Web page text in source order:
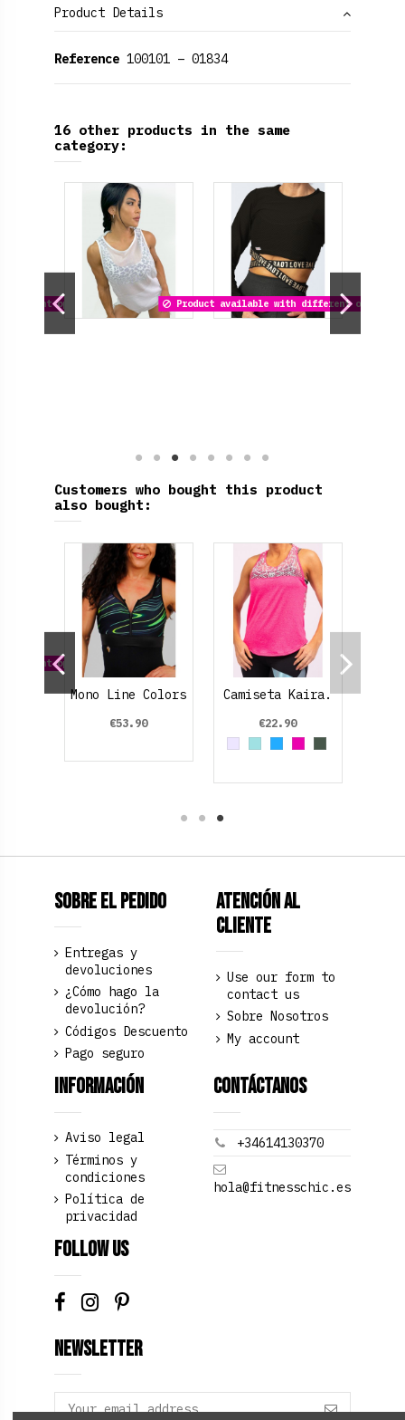
Product Details
Reference 100101 – 01834
16 other products in the same
category:
options Product available with different options
Customers who bought this product
also bought:
options
Mono Line Colors
€53.90
Camiseta Kaira.
€22.90
GreyAzul cielo
Azul claro
FucsiaVerde Oliva
Sobre el pedido
Entregas y
devoluciones
¿Cómo hago la
devolución?
Códigos Descuento
Pago seguro
Atención al
Cliente
Use our form to
contact us
Sobre Nosotros
My account
Información
Aviso legal
Términos y
condiciones
Política de
privacidad
Contáctanos
+34614130370
hola@fitnesschic.es
Follow us
Newsletter